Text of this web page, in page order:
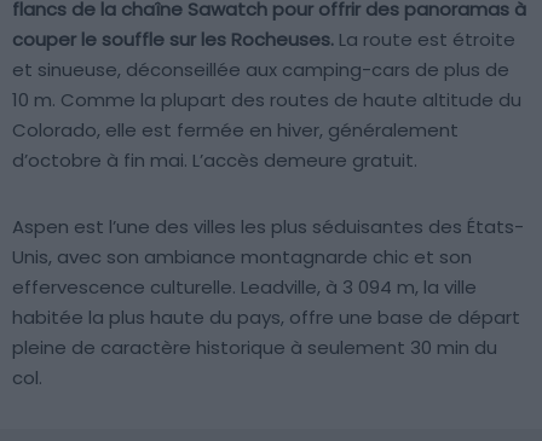
flancs de la chaîne Sawatch pour offrir des panoramas à
couper le souffle sur les Rocheuses. La route est étroite
et sinueuse, déconseillée aux camping-cars de plus de
10 m. Comme la plupart des routes de haute altitude du
Colorado, elle est fermée en hiver, généralement
d’octobre à fin mai. L’accès demeure gratuit.
Aspen est l’une des villes les plus séduisantes des États-
Unis, avec son ambiance montagnarde chic et son
effervescence culturelle. Leadville, à 3 094 m, la ville
habitée la plus haute du pays, offre une base de départ
pleine de caractère historique à seulement 30 min du
col.